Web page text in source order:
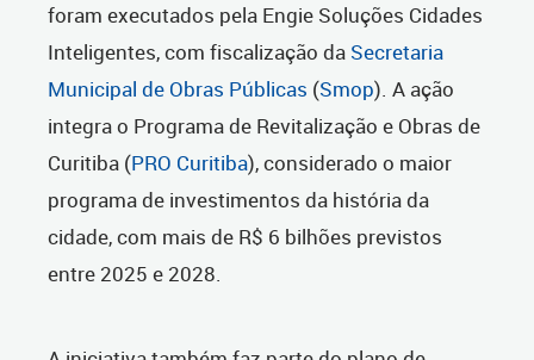
foram executados pela Engie Soluções Cidades
Inteligentes, com fiscalização da Secretaria
Municipal de Obras Públicas (Smop). A ação
integra o Programa de Revitalização e Obras de
Curitiba (PRO Curitiba), considerado o maior
programa de investimentos da história da
cidade, com mais de R$ 6 bilhões previstos
entre 2025 e 2028.